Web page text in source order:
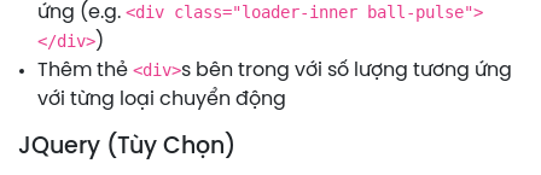
ứng (e.g. <div class="loader-inner ball-pulse">
</div>)
Thêm thẻ <div>s bên trong với số lượng tương ứng
với từng loại chuyển động
JQuery (Tùy Chọn)